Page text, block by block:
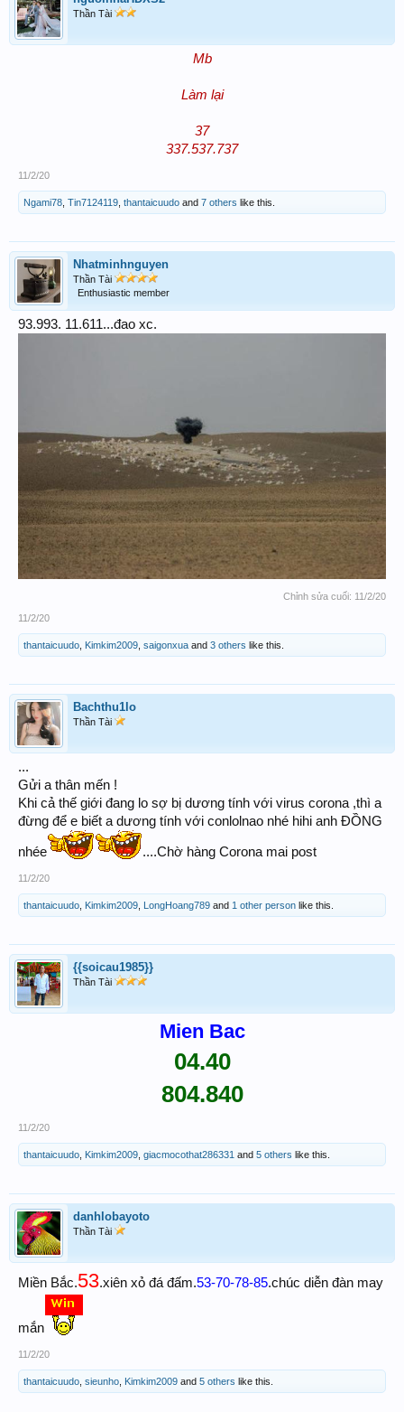
Thần Tài
Mb
Làm lại
37
337.537.737
11/2/20
Ngami78 Tin7124119 thantaicuudo and 7 others like this.
Nhatminhnguyen
Thần Tài
Enthusiastic member
93.993. 11.611...đao xc.
Chỉnh sửa cuối: 11/2/20
11/2/20
thantaicuudo Kimkim2009 saigonxua and 3 others like this.
Bachthu1lo
Thần Tài
...
Gửi a thân mến !
Khi cả thế giới đang lo sợ bị dương tính với virus corona ,thì a
đừng để e biết a dương tính với conlolnao nhé hihi anh ĐỒNG
nhée ....Chờ hàng Corona mai post
11/2/20
thantaicuudo Kimkim2009 LongHoang789 and 1 other person like this.
{{soicau1985}}
Thần Tài
Mien Bac
04.40
804.840
11/2/20
thantaicuudo Kimkim2009 giacmocothat286331 and 5 others like this.
danhlobayoto
Thần Tài
Miền Bắc.53.xiên xỏ đá đấm.53-70-78-85.chúc diễn đàn may
mắn
11/2/20
thantaicuudo sieunho Kimkim2009 and 5 others like this.